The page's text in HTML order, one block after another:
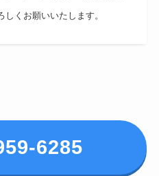
くお願いいたします。
6285